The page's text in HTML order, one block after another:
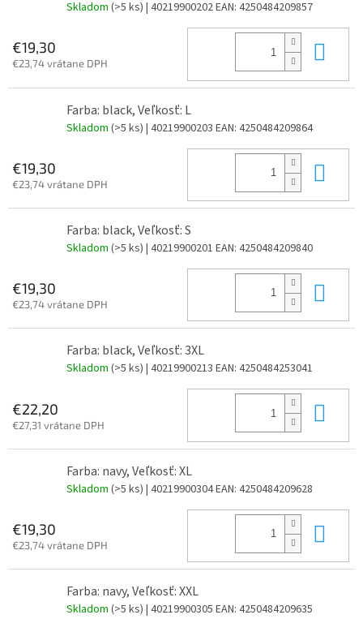
Skladom (>5 ks) | 40219900202EAN: 4250484209857
€19,30
€23,74 vrátane DPH
Farba: black, Veľkosť: L
Skladom (>5 ks) | 40219900203 EAN: 4250484209864
€19,30
€23,74 vrátane DPH
Farba: black, Veľkosť: S
Skladom (>5 ks) | 40219900201 EAN: 4250484209840
€19,30
€23,74 vrátane DPH
Farba: black, Veľkosť: 3XL
Skladom (>5 ks) | 40219900213 EAN: 4250484253041
€22,20
€27,31 vrátane DPH
Farba: navy, Veľkosť: XL
Skladom (>5 ks) | 40219900304EAN: 4250484209628
€19,30
€23,74 vrátane DPH
Farba: navy, Veľkosť: XXL
Skladom (>5 ks) | 40219900305 EAN: 4250484209635